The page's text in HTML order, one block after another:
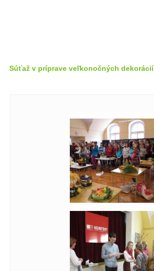
Súťaž v príprave veľkonočných dekorácií